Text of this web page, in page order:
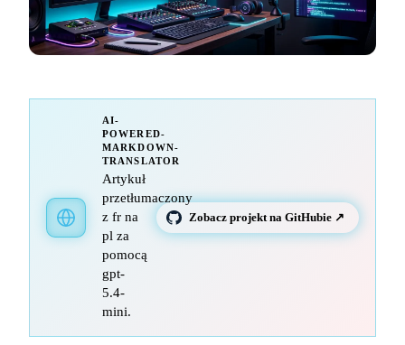
AI-
POWERED-
MARKDOWN-
TRANSLATOR
Artykuł
przetłumaczony
z fr na
pl za
pomocą
gpt-
5.4-
mini.
Zobacz projekt na GitHubie ↗